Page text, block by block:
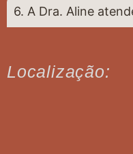
6. A Dra. Aline
Localização: